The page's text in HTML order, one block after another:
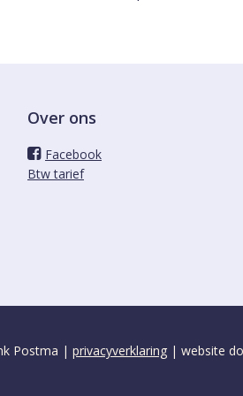
Over ons
Facebook
Btw tarief
Postma | privacyverklaring | website